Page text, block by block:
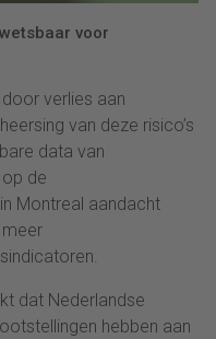
voor
verlies aan
van deze risico’s
data van
de
Montreal aandacht
dat Nederlandse
hebben aan